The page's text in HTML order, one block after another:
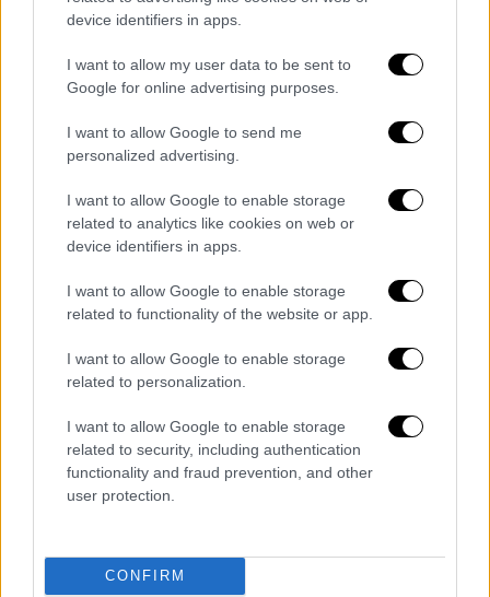
device identifiers in apps.
I want to allow my user data to be sent to
Google for online advertising purposes.
I want to allow Google to send me
personalized advertising.
I want to allow Google to enable storage
related to analytics like cookies on web or
device identifiers in apps.
I want to allow Google to enable storage
related to functionality of the website or app.
I want to allow Google to enable storage
related to personalization.
I want to allow Google to enable storage
related to security, including authentication
functionality and fraud prevention, and other
user protection.
CONFIRM
θυμάτων» σημείωσε ο καθηγητής
σεισμολογίας.
«Το συγκεκριμένο ρήγμα (της Τουρκίας)δε
Κύπρο, αλλά ο σεισμός θα γίνει στη θάλασσα,
θα είναι της τάξης 6 με 6,5 το πολύ, και η
δόμηση της Κύπρου δεν έχει καμία σχέση με
τη δόμηση της Ανατολίας» διευκρίνισε.
Τούρκοι σεισμολόγοι έχουν πει για τον
πυρηνικό σταθμό ότι δεν έχουν γίνει οι
απαραίτητες σεισμικές μελέτες, ενώ έχει
κατασκευαστεί από Ρώσους που δεν έχουν
εμπειρία σε σεισμικά θέματα. Εκεί κοντά
έχουμε ρήγμα που μπορεί να δώσει 7 με 7,5
Ρίχτερ», σημείωσε δε, ο κ. Τσελέντης.
ΟΛΕΣ ΟΙ ΕΙΔΗΣΕΙΣ
Σεισμός στην Τουρκία: Ολονύχτια μάχη
στα συντρίμμια για επιζώντες –